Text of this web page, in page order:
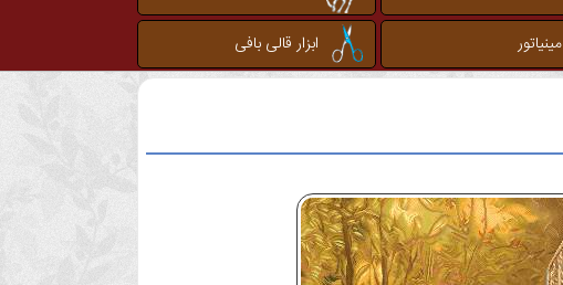
مینیاتور ابزار قالی بافی